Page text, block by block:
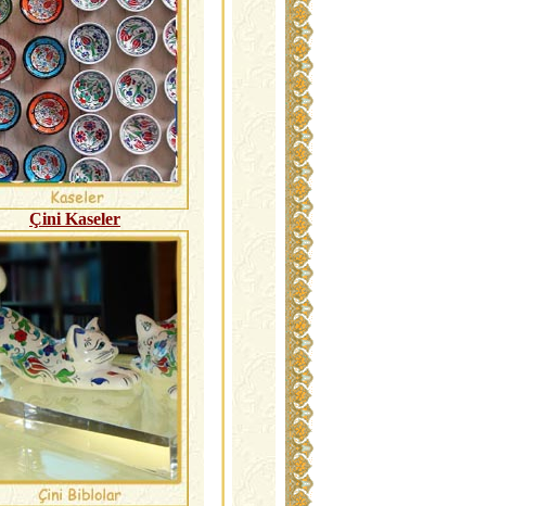
Çini Kaseler